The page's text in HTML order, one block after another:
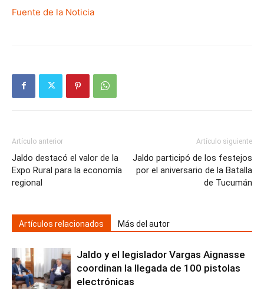
Fuente de la Noticia
Artículo anterior
Jaldo destacó el valor de la
Expo Rural para la economía
regional
Artículo siguiente
Jaldo participó de los festejos
por el aniversario de la Batalla
de Tucumán
Artículos relacionados Más del autor
Jaldo y el legislador Vargas Aignasse
coordinan la llegada de 100 pistolas
electrónicas